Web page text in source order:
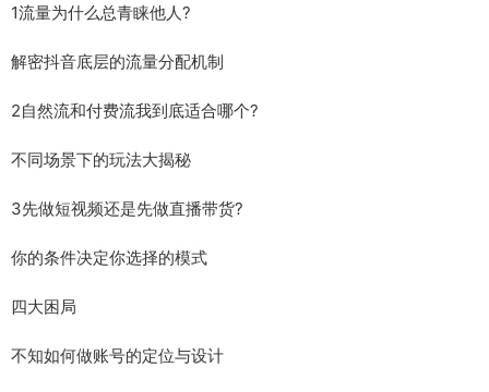
1流量为什么总青睐他人?
解密抖音底层的流量分配机制
2自然流和付费流我到底适合哪个?
不同场景下的玩法大揭秘
3先做短视频还是先做直播带货?
你的条件决定你选择的模式
四大困局
不知如何做账号的定位与设计